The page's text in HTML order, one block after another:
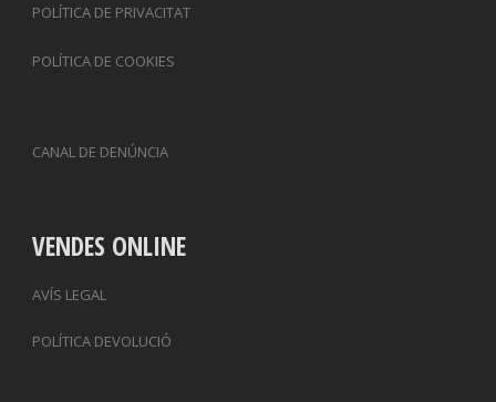
POLÍTICA DE PRIVACITAT
POLÍTICA DE COOKIES
CANAL DE DENÚNCIA
VENDES ONLINE
AVÍS LEGAL
POLÍTICA DEVOLUCIÓ